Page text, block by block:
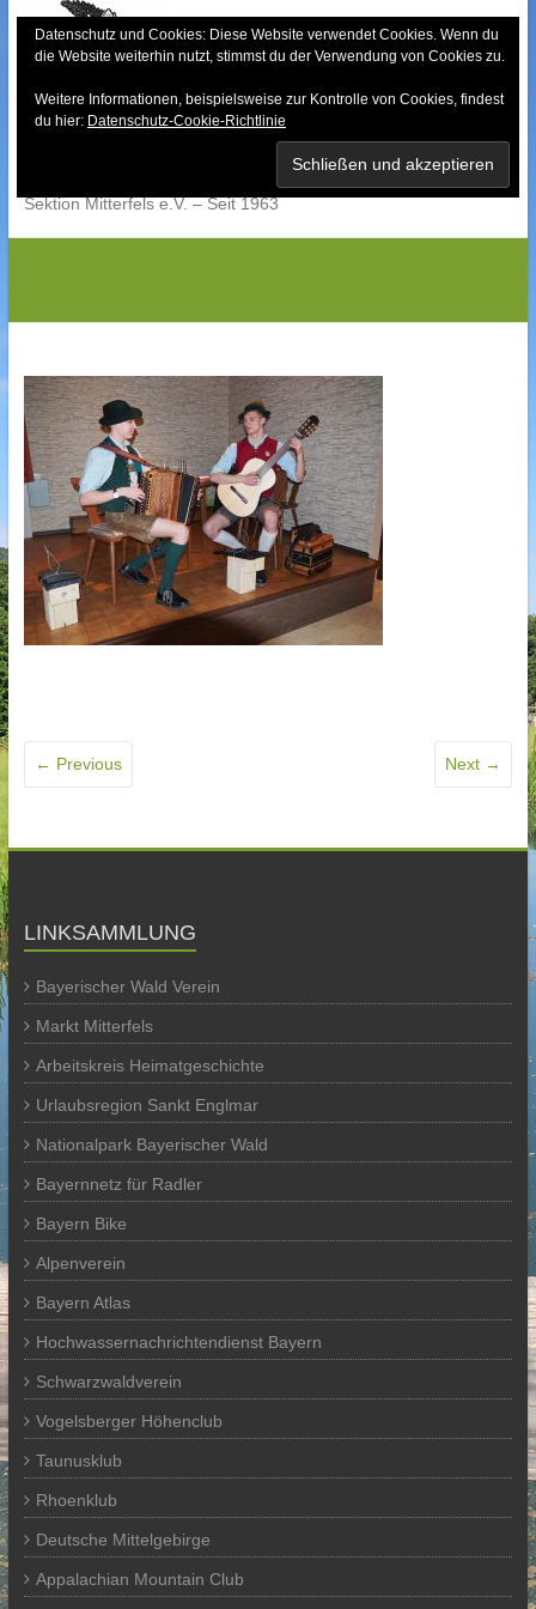
content
Bayerischer Wald-
Sektion Mitterfels e.V. – Seit 1963
← Previous Next →
LINKSAMMLUNG
Bayerischer Wald Verein
Markt Mitterfels
Arbeitskreis Heimatgeschichte
Urlaubsregion Sankt Englmar
Nationalpark Bayerischer Wald
Bayernnetz für Radler
Bayern Bike
Alpenverein
Bayern Atlas
Hochwassernachrichtendienst Bayern
Schwarzwaldverein
Vogelsberger Höhenclub
Taunusklub
Rhoenklub
Deutsche Mittelgebirge
Appalachian Mountain Club
Datenschutz und Cookies: Diese Website verwendet Cookies. Wenn du
die Website weiterhin nutzt, stimmst du der Verwendung von Cookies zu.
Weitere Informationen, beispielsweise zur Kontrolle von Cookies, findest
du hier: Datenschutz-Cookie-Richtlinie